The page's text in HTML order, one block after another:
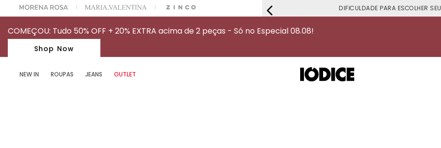
NA SUA 1° COMPRA USANDO O CUPOM: MYFIRSTIOD DIFICULDADE PARA ESCOLHER
COMEÇOU: Tudo 50% OFF + 20% EXTRA acima de 2 peças - Só no Especial 08.08!
Shop Now
NEW IN ROUPAS JEANS OUTLET